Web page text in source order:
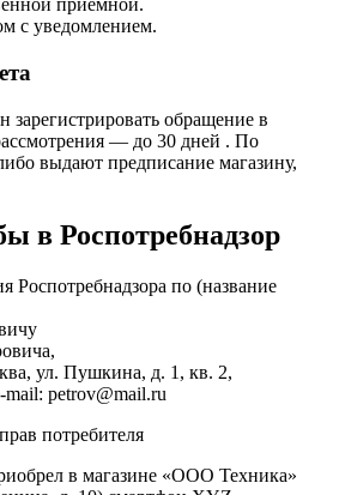
приемной.
с уведомлением.
зарегистрировать обращение в
— до 30 дней . По
выдают предписание магазину,
в Роспотребнадзор
Роспотребнадзора по (название
ул. Пушкина, д. 1, кв. 2,
mail: petrov@mail.ru
потребителя
в магазине «ООО Техника»